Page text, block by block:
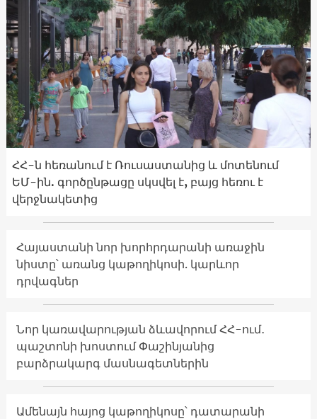
ՀՀ-ն հեռանում է Ռուսաստանից և մոտենում
ԵՄ-ին. գործընթացը սկսվել է, բայց հեռու է
վերջնակետից
Հայաստանի նոր խորհրդարանի առաջին
նիստը՝ առանց կաթողիկոսի. կարևոր
դրվագներ
Նոր կառավարության ձևավորում ՀՀ-ում․
պաշտոնի խոստում Փաշինյանից
բարձրակարգ մասնագետներին
Ամենայն հայոց կաթողիկոսը՝ դատարանի